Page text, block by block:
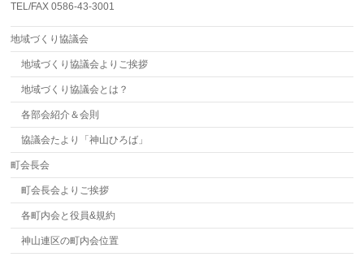
TEL/FAX 0586-43-3001
地域づくり協議会
地域づくり協議会よりご挨拶
地域づくり協議会とは？
各部会紹介＆会則
協議会たより「神山ひろば」
町会長会
町会長会よりご挨拶
各町内会と役員&規約
神山連区の町内会位置